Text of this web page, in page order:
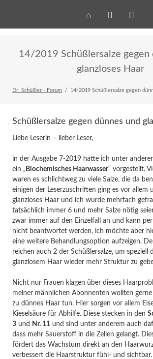
Home Veranstaltungen
14/2019 Schüßlersalze gegen
glanzloses Haar
Dr. Schüßler - Forum 14/2019 Schüßlersalze gegen
Schüßlersalze gegen dünnes und
Liebe Leserin – lieber Leser,
in der Ausgabe 7-2019 hatte ich unter
ein „ Biochemisches Haarwasser“ vorgestellt.
waren es schlichtweg zu viele Salze, die da
einigen der Leserzuschriften ging es vor allem
glanzloses Haar und ich wurde mehrfach
tatsächlich immer 6 und mehr Salze nötig
zwar immer auf den Einzelfall an und kann
nicht beantwortet werden, ich möchte aber
eine weitere Behandlungsoption aufzeigen.
reichen auch 2 der Schüßlersalze, um speziell
glanzlosem Haar wieder mehr Struktur zu
Nicht nur Frauen klagen über dieses
meiner männlichen Abonnenten wollten
zu dünnes Haar tun. Hier sorgen vor allem
Kieselsäure für Abhilfe. Diese stecken in den
3und Nr. 11 und sind unter anderem auch
dass mehr Sauerstoff in die Zellen gelangt.
fördert das Wachstum direkt an den
verbessert die Haarstruktur fühl- und sichtbar.